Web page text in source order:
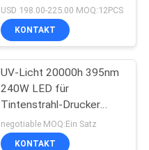
keimtötende UVbirne des
Sterilisator-UV-Licht-
254nm
USD 198.00-225.00 MOQ:12PCS
KONTAKT
UV-Licht 20000h 395nm
240W LED für
Tintenstrahl-Drucker
Machine
negotiable MOQ:Ein Satz
KONTAKT